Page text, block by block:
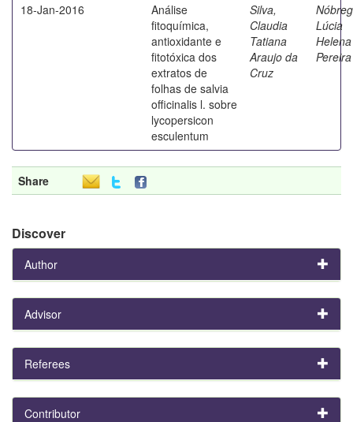
18-Jan-2016
Análise
fitoquímica,
antioxidante e
fitotóxica dos
extratos de
folhas de salvia
officinalis l. sobre
lycopersicon
esculentum
Silva,
Claudia
Tatiana
Araujo da
Cruz
Lúcia
Helena
Pereira
Share
Discover
Author
Advisor
Referees
Contributor